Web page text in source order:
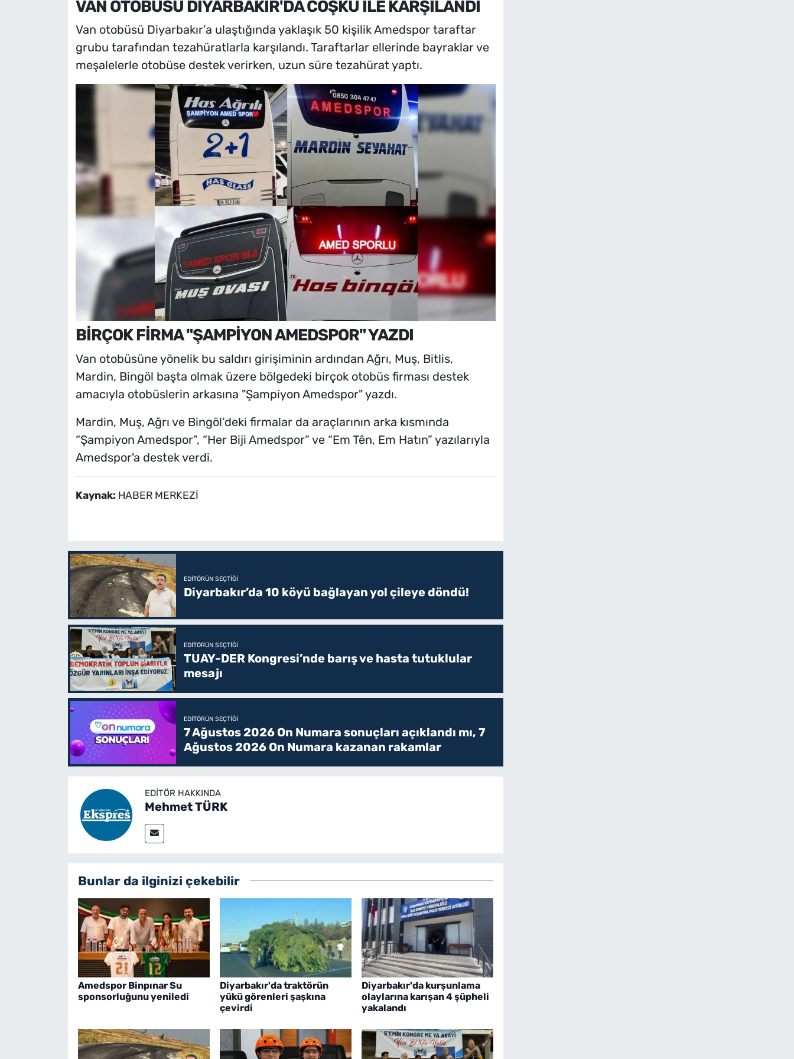
VAN OTOBÜSÜ DİYARBAKIR'DA COŞKU İLE KARŞILANDI
Van otobüsü Diyarbakır’a ulaştığında yaklaşık 50 kişilik Amedspor taraftar
grubu tarafından tezahüratlarla karşılandı. Taraftarlar ellerinde bayraklar ve
meşalelerle otobüse destek verirken, uzun süre tezahürat yaptı.
BİRÇOK FİRMA "ŞAMPİYON AMEDSPOR" YAZDI
Van otobüsüne yönelik bu saldırı girişiminin ardından Ağrı, Muş, Bitlis,
Mardin, Bingöl başta olmak üzere bölgedeki birçok otobüs firması destek
amacıyla otobüslerin arkasına "Şampiyon Amedspor" yazdı.
Mardin, Muş, Ağrı ve Bingöl’deki firmalar da araçlarının arka kısmında
“Şampiyon Amedspor”, “Her Biji Amedspor” ve “Em Tên, Em Hatın” yazılarıyla
Amedspor'a destek verdi.
Kaynak: HABER MERKEZİ
EDITÖRÜN SEÇTIĞI
Diyarbakır’da 10 köyü bağlayan yol çileye döndü!
EDITÖRÜN SEÇTIĞI
TUAY-DER Kongresi’nde barış ve hasta tutuklular
mesajı
EDITÖRÜN SEÇTIĞI
7 Ağustos 2026 On Numara sonuçları açıklandı mı, 7
Ağustos 2026 On Numara kazanan rakamlar
EDITÖR HAKKINDA
Mehmet TÜRK
Bunlar da ilginizi çekebilir
Amedspor Binpınar Su
sponsorluğunu yeniledi
Diyarbakır'da traktörün
yükü görenleri şaşkına
çevirdi
Diyarbakır'da kurşunlama
olaylarına karışan 4 şüpheli
yakalandı